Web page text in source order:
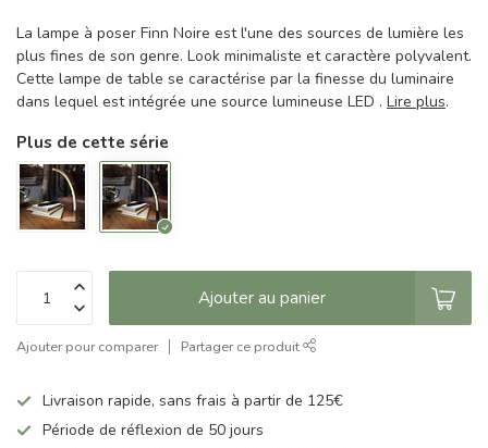
La lampe à poser Finn Noire est l'une des sources de lumière les
plus fines de son genre. Look minimaliste et caractère polyvalent.
Cette lampe de table se caractérise par la finesse du luminaire
dans lequel est intégrée une source lumineuse LED . Lire plus.
Plus de cette série
Ajouter au panier
Ajouter pour comparer Partager ce produit
Livraison rapide, sans frais à partir de 125€
Période de réflexion de 50 jours